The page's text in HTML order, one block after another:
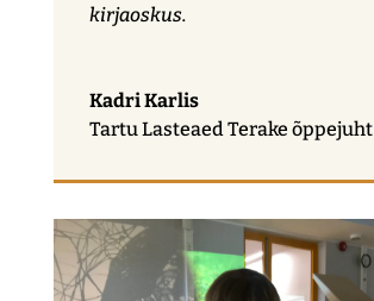
kirjaoskus.
Kadri Karlis
Tartu Lasteaed Terake õppejuht